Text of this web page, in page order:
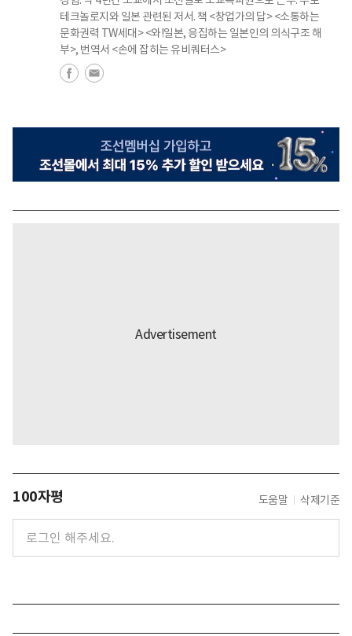
테크놀로지와 일본 관련된 저서. 책 <창업가의 답> <소통하는
문화권력 TW세대> <와!일본, 응집하는 일본인의 의식구조 해
부>, 번역서 <손에 잡히는 유비쿼터스>
100자평 도움말 삭제기준